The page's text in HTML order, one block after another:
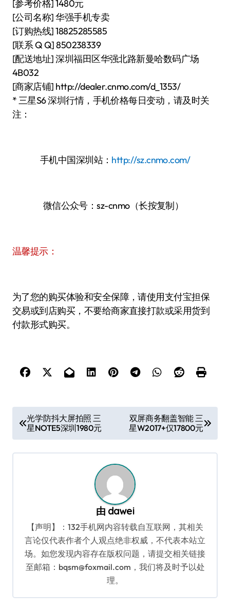
[参考价格] 1480元
[公司名称] 华强手机专卖
[订购热线] 18825285585
[联系 Q Q] 850238339
[配送地址] 深圳福田区华强北路新曼哈数码广场
4B032
[商家店铺] http://dealer.cnmo.com/d_1353/
* 三星S6 深圳行情，手机价格每日变动，请及时关
注：
手机中国深圳站： http://sz.cnmo.com/
微信公众号：sz-cnmo（长按复制）
温馨提示：
为了您的购买体验和安全保障，请使用支付宝担保
交易或到店购买，不要给商家直接打款或采用货到
付款形式购买。
章
导
光学防抖大屏拍照 三
星NOTE5深圳1980元
双屏商务翻盖智能 三
星W2017+仅17800元
由 dawei
【声明】：132手机网内容转载自互联网，其相关
言论仅代表作者个人观点绝非权威，不代表本站立
场。如您发现内容存在版权问题，请提交相关链接
至邮箱：bqsm@foxmail.com，我们将及时予以处
理。